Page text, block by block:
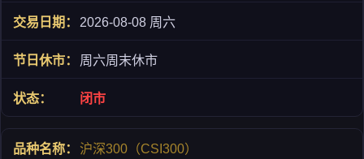
2026-08-08 周六
周六周末休市
闭市
沪深300（CSI300）